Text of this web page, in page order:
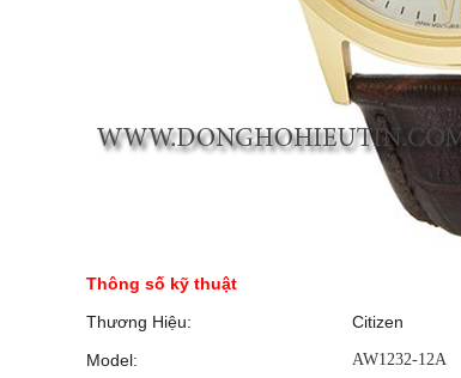
Thông số kỹ thuật
Thương Hiệu:
Citizen
Model:
AW1232-12A